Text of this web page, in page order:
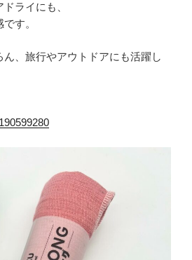
ライにも、
す。
、旅行やアウトドアにも活躍し